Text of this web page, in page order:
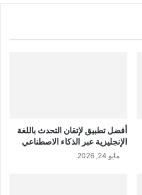
أفضل تطبيق لإتقان التحدث باللغة
الإنجليزية عبر الذكاء الاصطناعي
مايو 24, 2026